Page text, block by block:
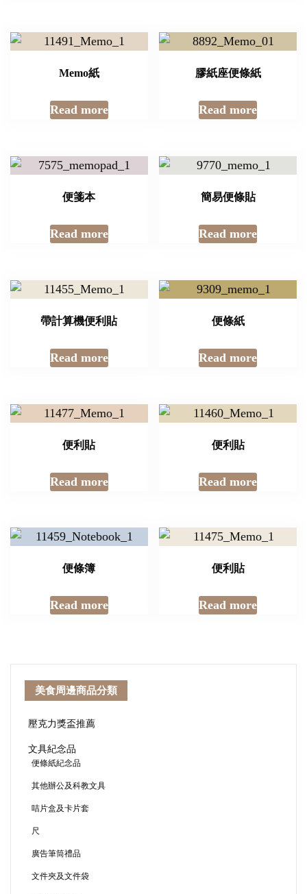
Memo紙
Read more
膠紙座便條紙
Read more
便箋本
Read more
簡易便條貼
Read more
帶計算機便利貼
Read more
便條紙
Read more
便利貼
Read more
便利貼
Read more
便條簿
Read more
便利貼
Read more
美食周邊商品分類
壓克力獎盃推薦
文具紀念品
便條紙紀念品
其他辦公及科教文具
咭片盒及卡片套
尺
廣告筆筒禮品
文件夾及文件袋